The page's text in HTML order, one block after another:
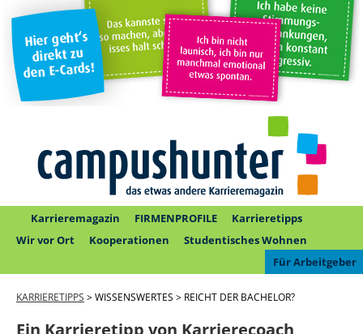
Karrieremagazin FIRMENPROFILE
Karrieretipps
Wir vor Ort
Kooperationen
Studentisches Wohnen
Für Arbeitgeber
KARRIERETIPPS > WISSENSWERTES > REICHT DER BACHELOR?
Ein Karrieretipp von Karrierecoach